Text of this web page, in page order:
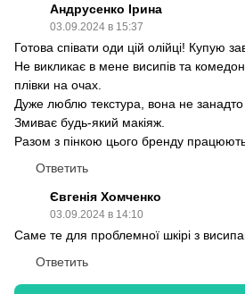
Андрусенко Ірина
03.09.2024 в 15:37
Готова співати оди цій олійці! Купую
Не викликає в мене висипів та
плівки на очах.
Дуже люблю текстура, вона не
Змиває будь-який макіяж.
Разом з пінкою цього бренду
Ответить
Євгенія Хомченко
03.09.2024 в 14:10
Саме те для проблемної шкірі з
Ответить